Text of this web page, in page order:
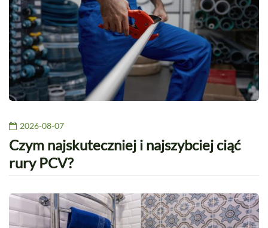
2026-08-07
Czym najskuteczniej i najszybciej ciąć
rury PCV?